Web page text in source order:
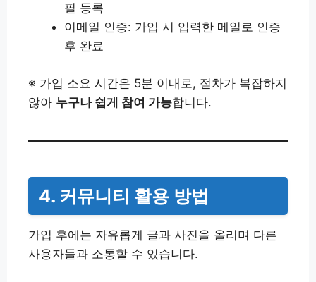
필 등록
이메일 인증: 가입 시 입력한 메일로 인증
후 완료
※ 가입 소요 시간은 5분 이내로, 절차가 복잡하지
않아 누구나 쉽게 참여 가능합니다.
4. 커뮤니티 활용 방법
가입 후에는 자유롭게 글과 사진을 올리며 다른
사용자들과 소통할 수 있습니다.